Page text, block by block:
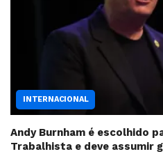
INTERNACIONAL
Andy Burnham é escolhido
Trabalhista e deve assumir